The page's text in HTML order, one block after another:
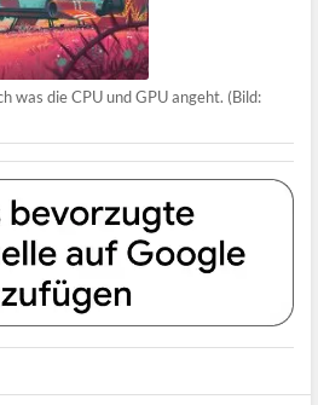
was die CPU und GPU angeht. (Bild: